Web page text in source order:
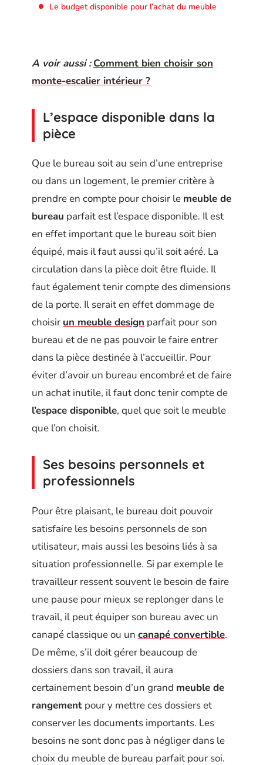
Le budget disponible pour l’achat du meuble
A voir aussi : Comment bien choisir son
monte-escalier intérieur ?
L’espace disponible dans la
pièce
Que le bureau soit au sein d’une entreprise
ou dans un logement, le premier critère à
prendre en compte pour choisir le meuble de
bureau parfait est l’espace disponible. Il est
en effet important que le bureau soit bien
équipé, mais il faut aussi qu’il soit aéré. La
circulation dans la pièce doit être fluide. Il
faut également tenir compte des dimensions
de la porte. Il serait en effet dommage de
choisir un meuble design parfait pour son
bureau et de ne pas pouvoir le faire entrer
dans la pièce destinée à l’accueillir. Pour
éviter d’avoir un bureau encombré et de faire
un achat inutile, il faut donc tenir compte de
l’espace disponible, quel que soit le meuble
que l’on choisit.
Ses besoins personnels et
professionnels
Pour être plaisant, le bureau doit pouvoir
satisfaire les besoins personnels de son
utilisateur, mais aussi les besoins liés à sa
situation professionnelle. Si par exemple le
travailleur ressent souvent le besoin de faire
une pause pour mieux se replonger dans le
travail, il peut équiper son bureau avec un
canapé classique ou un canapé convertible.
De même, s’il doit gérer beaucoup de
dossiers dans son travail, il aura
certainement besoin d’un grand meuble de
rangement pour y mettre ces dossiers et
conserver les documents importants. Les
besoins ne sont donc pas à négliger dans le
choix du meuble de bureau parfait pour soi.